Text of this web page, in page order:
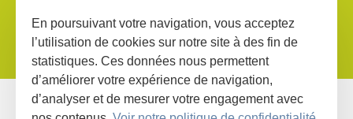
En poursuivant votre navigation, vous acceptez
l’utilisation de cookies sur notre site à des fin de
statistiques. Ces données nous permettent
d’améliorer votre expérience de navigation,
d’analyser et de mesurer votre engagement avec